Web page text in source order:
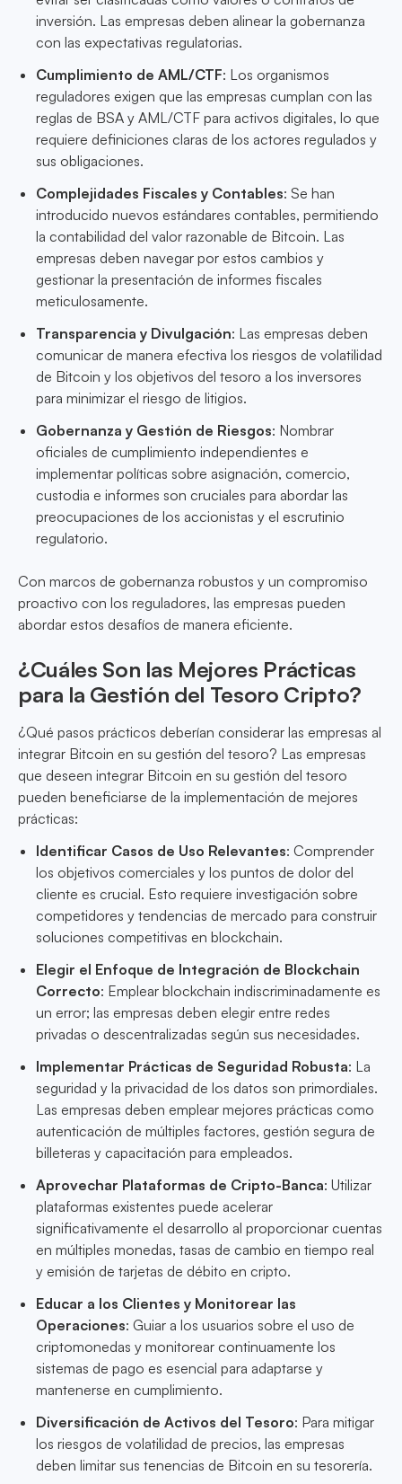
inversión. Las empresas deben alinear la gobernanza
con las expectativas regulatorias.
Cumplimiento de AML/CTF: Los organismos
reguladores exigen que las empresas cumplan con las
reglas de BSA y AML/CTF para activos digitales, lo que
requiere definiciones claras de los actores regulados y
sus obligaciones.
Complejidades Fiscales y Contables: Se han
introducido nuevos estándares contables, permitiendo
la contabilidad del valor razonable de Bitcoin. Las
empresas deben navegar por estos cambios y
gestionar la presentación de informes fiscales
meticulosamente.
Transparencia y Divulgación: Las empresas deben
comunicar de manera efectiva los riesgos de volatilidad
de Bitcoin y los objetivos del tesoro a los inversores
para minimizar el riesgo de litigios.
Gobernanza y Gestión de Riesgos: Nombrar
oficiales de cumplimiento independientes e
implementar políticas sobre asignación, comercio,
custodia e informes son cruciales para abordar las
preocupaciones de los accionistas y el escrutinio
regulatorio.
Con marcos de gobernanza robustos y un compromiso
proactivo con los reguladores, las empresas pueden
abordar estos desafíos de manera eficiente.
¿Cuáles Son las Mejores Prácticas
para la Gestión del Tesoro Cripto?
¿Qué pasos prácticos deberían considerar las empresas al
integrar Bitcoin en su gestión del tesoro? Las empresas
que deseen integrar Bitcoin en su gestión del tesoro
pueden beneficiarse de la implementación de mejores
prácticas:
Identificar Casos de Uso Relevantes: Comprender
los objetivos comerciales y los puntos de dolor del
cliente es crucial. Esto requiere investigación sobre
competidores y tendencias de mercado para construir
soluciones competitivas en blockchain.
Elegir el Enfoque de Integración de Blockchain
Correcto: Emplear blockchain indiscriminadamente es
un error; las empresas deben elegir entre redes
privadas o descentralizadas según sus necesidades.
Implementar Prácticas de Seguridad Robusta: La
seguridad y la privacidad de los datos son primordiales.
Las empresas deben emplear mejores prácticas como
autenticación de múltiples factores, gestión segura de
billeteras y capacitación para empleados.
Aprovechar Plataformas de Cripto-Banca: Utilizar
plataformas existentes puede acelerar
significativamente el desarrollo al proporcionar cuentas
en múltiples monedas, tasas de cambio en tiempo real
y emisión de tarjetas de débito en cripto.
Educar a los Clientes y Monitorear las
Operaciones: Guiar a los usuarios sobre el uso de
criptomonedas y monitorear continuamente los
sistemas de pago es esencial para adaptarse y
mantenerse en cumplimiento.
Diversificación de Activos del Tesoro: Para mitigar
los riesgos de volatilidad de precios, las empresas
deben limitar sus tenencias de Bitcoin en su tesorería.